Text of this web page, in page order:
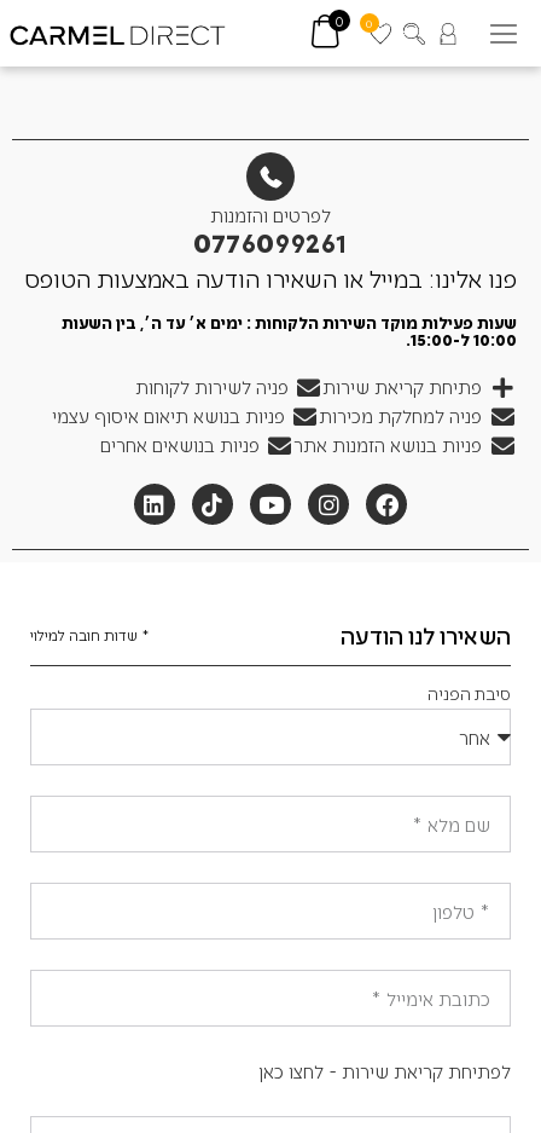
0
0
לפרטים והזמנות
0776099261
פנו אלינו: במייל או השאירו הודעה באמצעות הטופס
שעות פעילות מוקד השירות הלקוחות : ימים א׳ עד ה׳, בין השעות
10:00 ל-15:00.
פתיחת קריאת שירות
פניה לשירות לקוחות
פניה למחלקת מכירות
פניות בנושא תיאום איסוף עצמי
פניות בנושא הזמנות אתר
פניות בנושאים אחרים
השאירו לנו הודעה * שדות חובה למילוי
סיבת הפניה
לפתיחת קריאת שירות - לחצו כאן